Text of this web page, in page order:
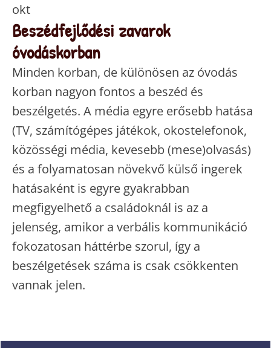
okt
Beszédfejlődési zavarok
óvodáskorban
Minden korban, de különösen az óvodás
korban nagyon fontos a beszéd és
beszélgetés. A média egyre erősebb hatása
(TV, számítógépes játékok, okostelefonok,
közösségi média, kevesebb (mese)olvasás)
és a folyamatosan növekvő külső ingerek
hatásaként is egyre gyakrabban
megfigyelhető a családoknál is az a
jelenség, amikor a verbális kommunikáció
fokozatosan háttérbe szorul, így a
beszélgetések száma is csak csökkenten
vannak jelen.